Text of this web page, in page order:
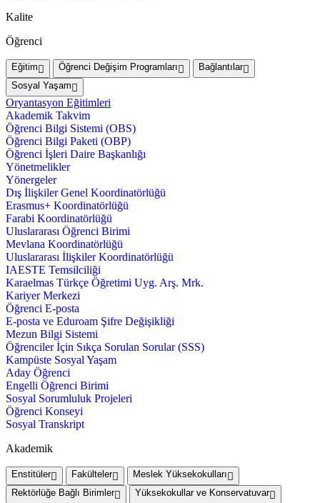
Kalite
Öğrenci
Eğitim Öğrenci Değişim Programları
Bağlantılar
Sosyal Yaşam
Oryantasyon Eğitimleri
Akademik Takvim
Öğrenci Bilgi Sistemi (OBS)
Öğrenci Bilgi Paketi (OBP)
Öğrenci İşleri Daire Başkanlığı
Yönetmelikler
Yönergeler
Dış İlişkiler Genel Koordinatörlüğü
Erasmus+ Koordinatörlüğü
Farabi Koordinatörlüğü
Uluslararası Öğrenci Birimi
Mevlana Koordinatörlüğü
Uluslararası İlişkiler Koordinatörlüğü
IAESTE Temsilciliği
Karaelmas Türkçe Öğretimi Uyg. Arş. Mrk.
Kariyer Merkezi
Öğrenci E-posta
E-posta ve Eduroam Şifre Değişikliği
Mezun Bilgi Sistemi
Öğrenciler İçin Sıkça Sorulan Sorular (SSS)
Kampüste Sosyal Yaşam
Aday Öğrenci
Engelli Öğrenci Birimi
Sosyal Sorumluluk Projeleri
Öğrenci Konseyi
Sosyal Transkript
Akademik
Enstitüler Fakülteler
Meslek Yüksekokulları
Rektörlüğe Bağlı Birimler
Yüksekokullar ve Konservatuvar